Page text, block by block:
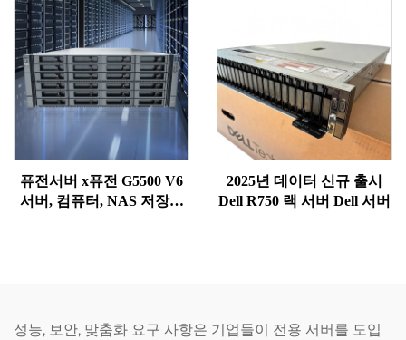
력한 4K 성능, 합리적인 가
격의 서버
퓨전서버 x퓨전 G5500 V6
서버, 컴퓨터, NAS 저장장
2025년 데이터 신규 출시
Dell R750 랙 서버 Dell 서버
성능, 보안, 맞춤화 요구 사항은 기업들이 전용 서버를 도입